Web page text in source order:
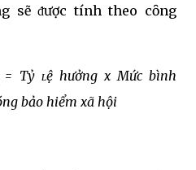
sẽ ᵭược tính theo cȏng
Tỷ ʟệ hưởng x Mức bình
bảo hiểm xã hội